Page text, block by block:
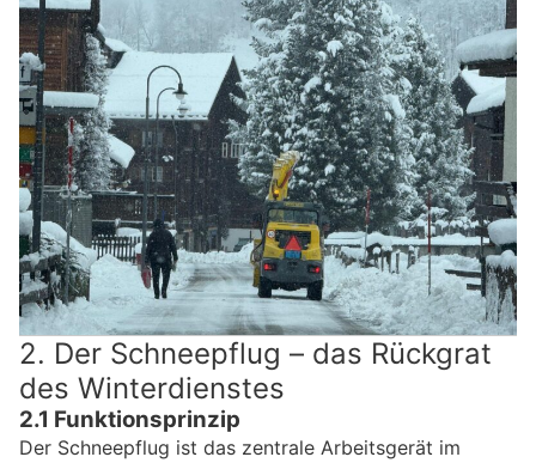
2. Der Schneepflug – das Rückgrat
des Winterdienstes
2.1 Funktionsprinzip
Der Schneepflug ist das zentrale Arbeitsgerät im